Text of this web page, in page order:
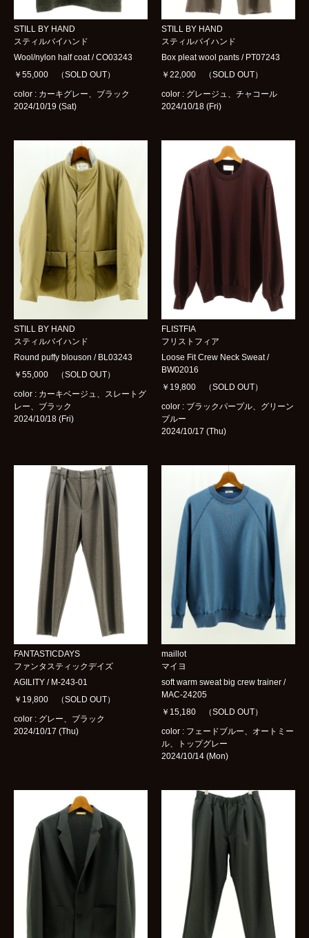
STILL BY HAND
スティルバイハンド
Wool/nylon half coat / CO03243
￥55,000 （SOLD OUT）
color : カーキグレー、ブラック
2024/10/19 (Sat)
STILL BY HAND
スティルバイハンド
Box pleat wool pants / PT07243
￥22,000 （SOLD OUT）
color : グレージュ、チャコール
2024/10/18 (Fri)
STILL BY HAND
スティルバイハンド
Round puffy blouson / BL03243
￥55,000 （SOLD OUT）
color : カーキベージュ、スレートグ
レー、ブラック
2024/10/18 (Fri)
FLISTFIA
フリストフィア
Loose Fit Crew Neck Sweat /
BW02016
￥19,800 （SOLD OUT）
color : ブラックパープル、グリーン
ブルー
2024/10/17 (Thu)
FANTASTICDAYS
ファンタスティックデイズ
AGILITY / M-243-01
￥19,800 （SOLD OUT）
color : グレー、ブラック
2024/10/17 (Thu)
maillot
マイヨ
soft warm sweat big crew trainer /
MAC-24205
￥15,180 （SOLD OUT）
color : フェードブルー、オートミー
ル、トップグレー
2024/10/14 (Mon)